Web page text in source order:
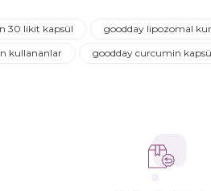
Yorum Yaz
Soru Sor
30 likit kapsül goodday lipozomal
kullananlar goodday curcumin